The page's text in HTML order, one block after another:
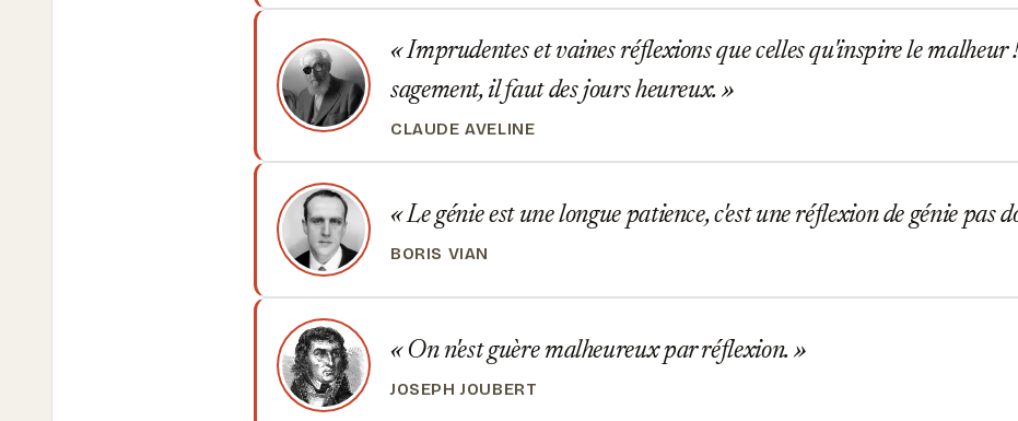
Imprudentes et vaines réflexions que celles qu'inspire le malheur
sagement, il faut des jours heureux.
CLAUDE AVELINE
Le génie est une longue patience, c'est une réflexion de génie pas
BORIS VIAN
On n'est guère malheureux par réflexion.
JOSEPH JOUBERT